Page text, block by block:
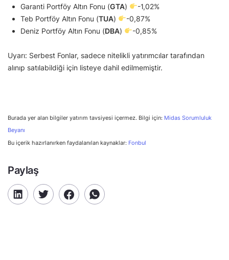
Garanti Portföy Altın Fonu (GTA)
-1,02%
Teb Portföy Altın Fonu (TUA)
-0,87%
Deniz Portföy Altın Fonu (DBA) -0,85%
Uyarı: Serbest Fonlar, sadece nitelikli yatırımcılar tarafından
alınıp satılabildiği için listeye dahil edilmemiştir.
Burada yer alan bilgiler yatırım tavsiyesi içermez. Bilgi için: Midas Sorumluluk
Beyanı
Bu içerik hazırlanırken faydalanılan kaynaklar: Fonbul
Paylaş